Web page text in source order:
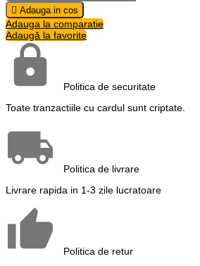
 Adauga in cos
Adauga la comparatie
Adaugă la favorite
Politica de securitate
Toate tranzactiile cu cardul sunt criptate.
Politica de livrare
Livrare rapida in 1-3 zile lucratoare
Politica de retur